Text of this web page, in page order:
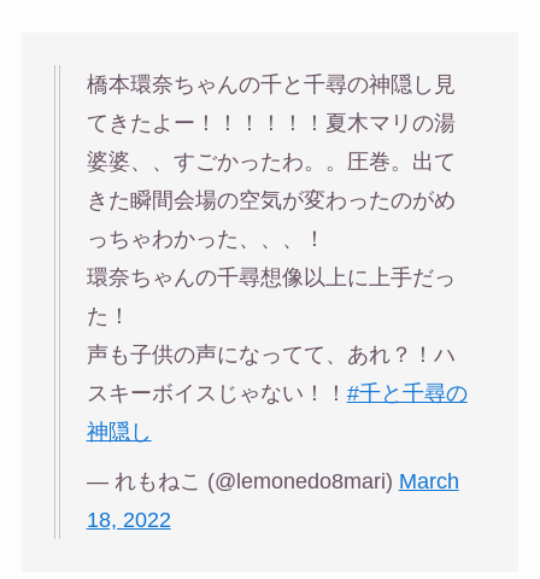
橋本環奈ちゃんの千と千尋の神隠し見
てきたよー！！！！！！夏木マリの湯
婆婆、、すごかったわ。。圧巻。出て
きた瞬間会場の空気が変わったのがめ
っちゃわかった、、、！
環奈ちゃんの千尋想像以上に上手だっ
た！
声も子供の声になってて、あれ？！ハ
スキーボイスじゃない！！ #千と千尋の
神隠し
— れもねこ (@lemonedo8mari) March
18, 2022